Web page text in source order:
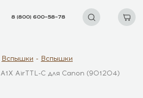
8 (800) 600–58–78
Вспышки
Вспышки
AirTTL-C для Canon (901204)